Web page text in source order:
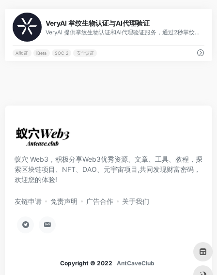
VeryAI 掌纹生物认证与AI代理验证
VeryAI 提供掌纹生物认证和AI代理验证服务，通过2秒掌纹扫描替代密码、OTP和KYC检查，已获SOC 2和iBeta认证。
AI验证 iBeta SOC 2 安全认证
蚁穴 Web3，积极分享Web3优秀资源、文章、工具、教程，探
索区块链项目、NFT、DAO、元宇宙项目,共同发现财富密码，
欢迎您的体验!
友链申请 免责声明 广告合作 关于我们
Copyright © 2022 AntCaveClub